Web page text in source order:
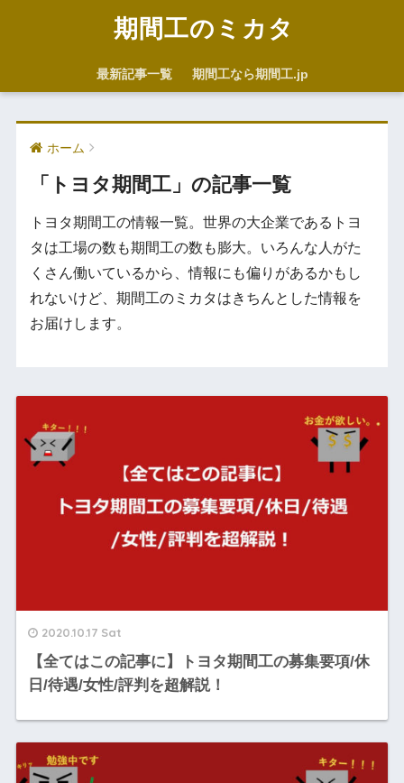
期間工のミカタ
最新記事一覧 期間工なら期間工.jp
ホーム
「トヨタ期間工」の記事一覧
トヨタ期間工の情報一覧。世界の大企業であるトヨ
タは工場の数も期間工の数も膨大。いろんな人がた
くさん働いているから、情報にも偏りがあるかもし
れないけど、期間工のミカタはきちんとした情報を
お届けします。
2020.10.17 Sat
【全てはこの記事に】トヨタ期間工の募集要項/休
日/待遇/女性/評判を超解説！